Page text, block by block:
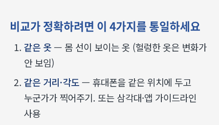
비교가 정확하려면 이 4가지를 통일하세요
같은 옷— 몸 선이 보이는 옷 (헐렁한 옷은 변화가
안 보임)
같은 거리·각도— 휴대폰을 같은 위치에 두고
누군가가 찍어주기. 또는 삼각대·앱 가이드라인
사용